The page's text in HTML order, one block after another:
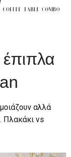
αλλά
Πλακάκι vs